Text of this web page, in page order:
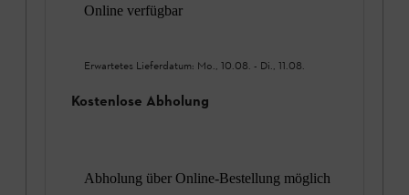
Online verfügbar
Erwartetes Lieferdatum: Mo., 10.08. - Di., 11.08.
Kostenlose Abholung
Abholung über Online-Bestellung möglich